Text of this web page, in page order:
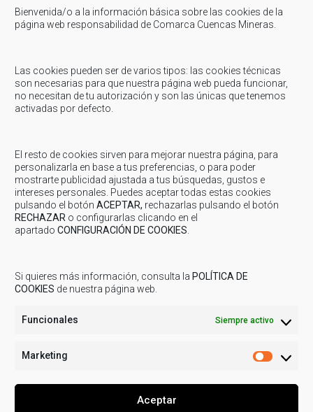
Bienvenida/o a la información básica sobre las cookies de la
página web responsabilidad de Comarca Cuencas Mineras.
Las cookies pueden ser de varios tipos: las cookies técnicas
son necesarias para que nuestra página web pueda funcionar,
no necesitan de tu autorización y son las únicas que tenemos
activadas por defecto.
El resto de cookies sirven para mejorar nuestra página, para
personalizarla en base a tus preferencias, o para poder
mostrarte publicidad ajustada a tus búsquedas, gustos e
intereses personales. Puedes aceptar todas estas cookies
pulsando el botón ACEPTAR, rechazarlas pulsando el botón
RECHAZAR o configurarlas clicando en el
apartado CONFIGURACIÓN DE COOKIES
Si quieres más información, consulta la POLÍTICA DE
COOKIES de nuestra página web.
Funcionales Siempre activo
Marketing
Aceptar
Autorizo y acepto las condiciones:
elReglamento
(2)Autorizo a la Comarca de Cuencas Mineras a
poder utilizar la imagen de los usuarios para redes
Protección Civil del Derecho al Honor, a la Intimidad
Personal y Familiar y a la Propia Imagen).
Inscripciones
Compartir...